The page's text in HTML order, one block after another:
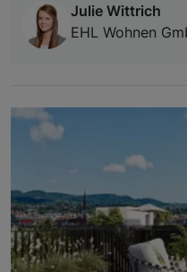
Julie Wittrich
EHL Wohnen